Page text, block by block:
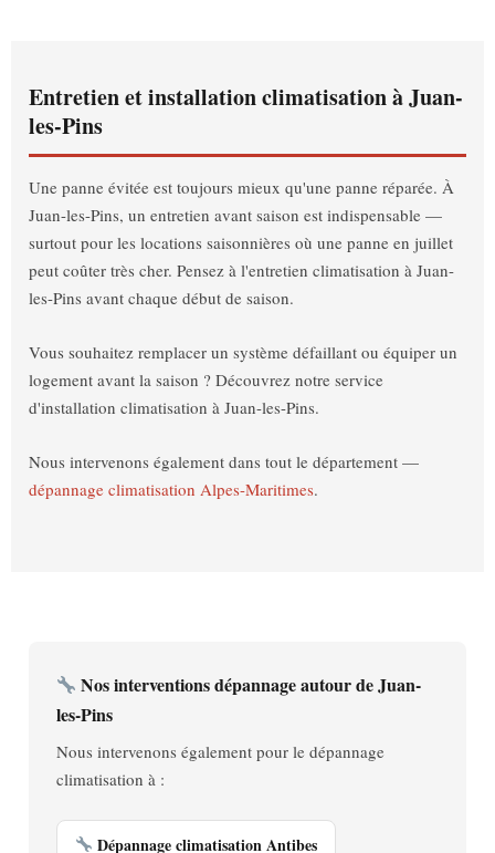
Entretien et installation climatisation à Juan-
les-Pins
Une panne évitée est toujours mieux qu'une panne réparée. À
Juan-les-Pins, un entretien avant saison est indispensable —
surtout pour les locations saisonnières où une panne en juillet
peut coûter très cher. Pensez à l'entretien climatisation à Juan-
les-Pins avant chaque début de saison.
Vous souhaitez remplacer un système défaillant ou équiper un
logement avant la saison ? Découvrez notre service
d'installation climatisation à Juan-les-Pins.
Nous intervenons également dans tout le département —
dépannage climatisation Alpes-Maritimes.
Nos interventions dépannage autour de Juan-
les-Pins
Nous intervenons également pour le dépannage
climatisation à :
Dépannage climatisation Antibes